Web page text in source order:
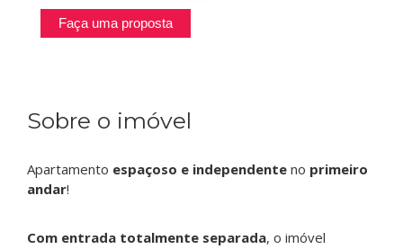
Faça uma proposta
Sobre o imóvel
Apartamento espaçoso e independente no primeiro
andar!
Com entrada totalmente separada, o imóvel